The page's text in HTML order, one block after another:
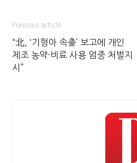
Previous article
“北, ‘기형아 속출’ 보고에 개인
제조 농약·비료 사용 엄중 처벌지
시”